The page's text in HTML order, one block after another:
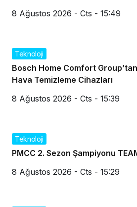
8 Ağustos 2026 - Cts - 15:49
Teknoloji
Bosch Home Comfort
Hava Temizleme Cihazları
8 Ağustos 2026 - Cts - 15:39
Teknoloji
PMCC 2. Sezon Şampiyonu
8 Ağustos 2026 - Cts - 15:29